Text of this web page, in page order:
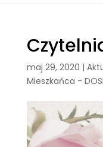
maj 29, 2020 |
Mieszkańca -